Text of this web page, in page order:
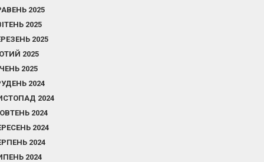
2025
2025
2025
2025
2025
2024
2024
2024
2024
2024
2024